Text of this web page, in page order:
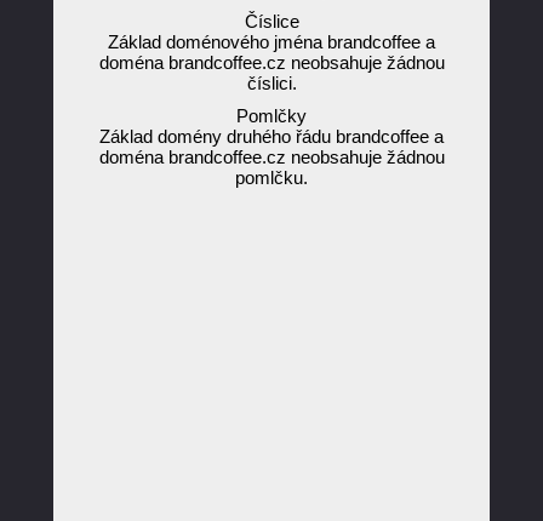
Číslice
Základ doménového jména brandcoffee a
doména brandcoffee.cz neobsahuje žádnou
číslici.
Pomlčky
Základ domény druhého řádu brandcoffee a
doména brandcoffee.cz neobsahuje žádnou
pomlčku.